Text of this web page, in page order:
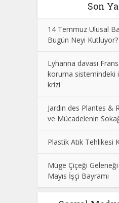
Son
14 Temmuz Ulusal
Bugün Neyi Kutluyor?
Lyhanna davası
koruma sistemindeki
krizi
Jardin des Plantes &
ve Mücadelenin
Plastik Atık Tehlikesi
Müge Çiçeği Geleneği
Mayıs İşçi Bayramı